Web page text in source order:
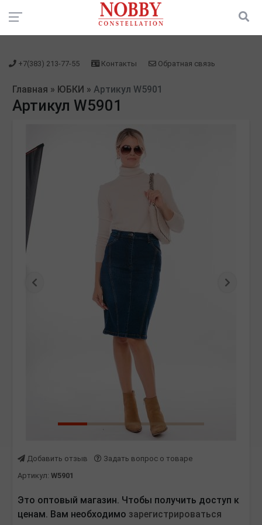
зарегистрироваться" />зарегистрироваться" />
+7(383) 213-77-55 Контакты Обратная связь
Главная » ЮБКИ » Артикул W5901
Артикул W5901
Предыдущая
Добавить отзыв
Задать вопрос о товаре
Артикул: W5901
Это оптовый магазин. Чтобы получить доступ к
ценам. Вам необходимо зарегистрироваться